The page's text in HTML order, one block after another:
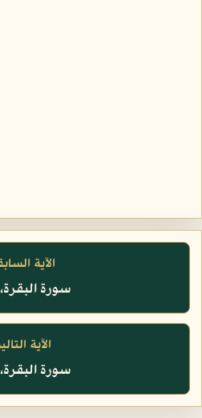
الآية
سورة البقرة، ٢٣٢
الآية
سورة البقرة، ٢٣٤